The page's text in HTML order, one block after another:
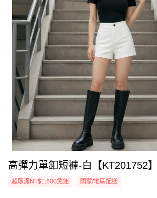
高彈力單釦短褲-白【KT201752】
超取滿NT$1,600免運 國家/地區配送